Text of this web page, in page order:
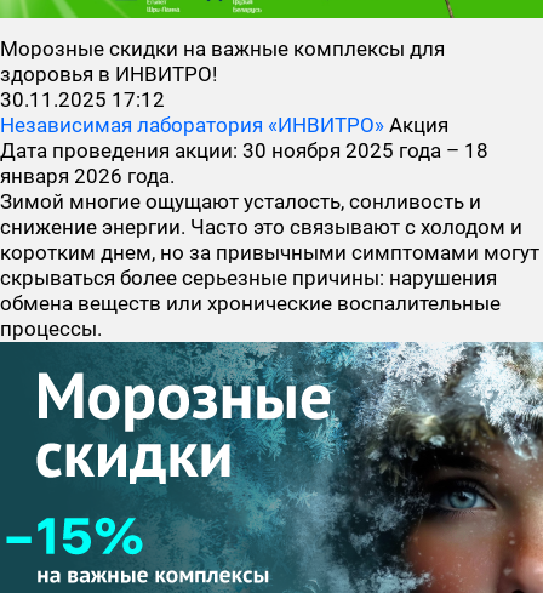
Морозные скидки на важные комплексы для
здоровья в ИНВИТРО!
30.11.2025 17:12
Независимая лаборатория «ИНВИТРО» Акция
Дата проведения акции: 30 ноября 2025 года – 18
января 2026 года.
Зимой многие ощущают усталость, сонливость и
снижение энергии. Часто это связывают с холодом и
коротким днем, но за привычными симптомами могут
скрываться более серьезные причины: нарушения
обмена веществ или хронические воспалительные
процессы.